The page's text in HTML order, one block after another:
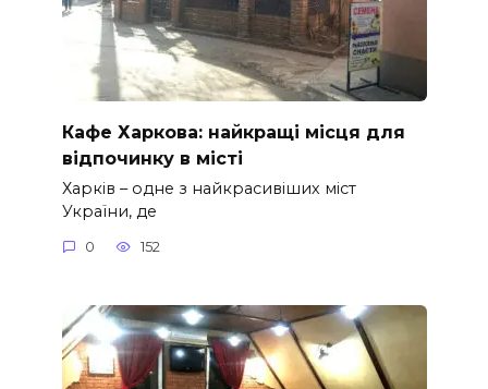
Кафе Харкова: найкращі місця для
відпочинку в місті
Харків – одне з найкрасивіших міст
України, де
0 152